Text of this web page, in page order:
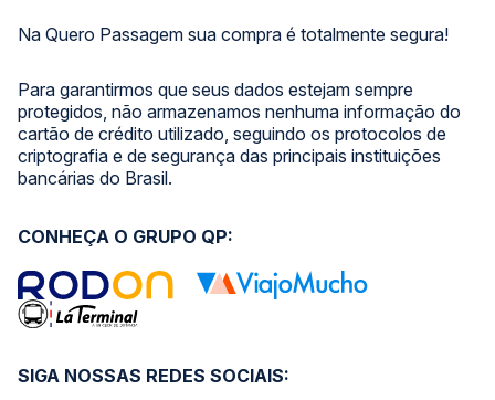
Na Quero Passagem sua compra é totalmente segura!
Para garantirmos que seus dados estejam sempre
protegidos, não armazenamos nenhuma informação do
cartão de crédito utilizado, seguindo os protocolos de
criptografia e de segurança das principais instituições
bancárias do Brasil.
SIGA NOSSAS REDES SOCIAIS:
CONHEÇA O GRUPO QP: